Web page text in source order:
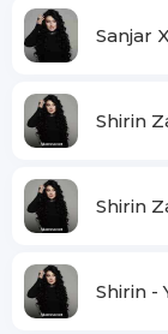
Sanjar
Shirin
Shirin
Shirin -